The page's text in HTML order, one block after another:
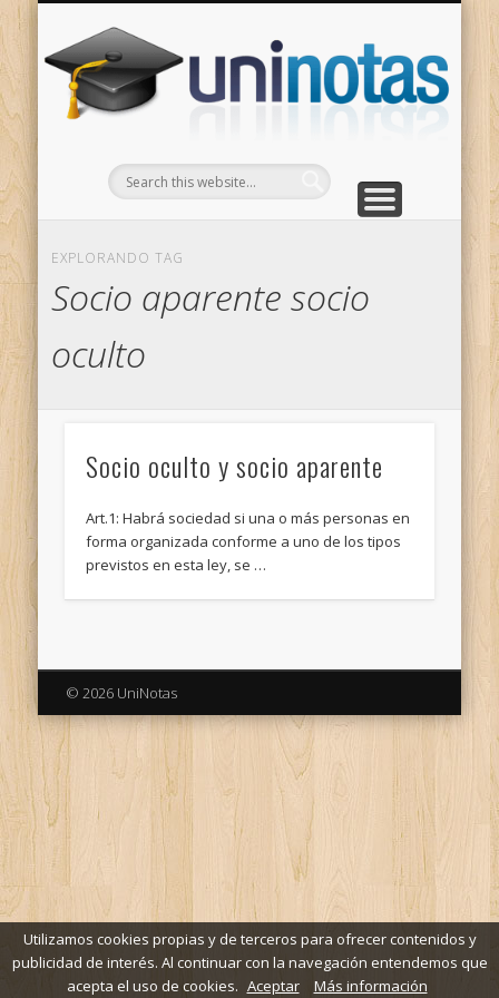
EXPLORANDO TAG
Socio aparente socio
oculto
Socio oculto y socio aparente
Art.1: Habrá sociedad si una o más personas en
forma organizada conforme a uno de los tipos
previstos en esta ley, se …
© 2026 UniNotas
Utilizamos cookies propias y de terceros para ofrecer contenidos y
publicidad de interés. Al continuar con la navegación entendemos que
acepta el uso de cookies. Aceptar Más información